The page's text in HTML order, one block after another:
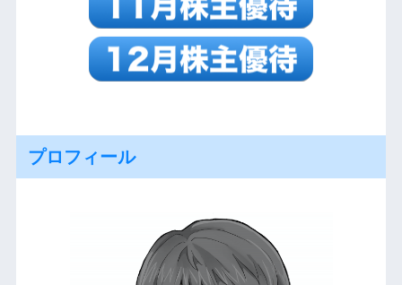
プロフィール